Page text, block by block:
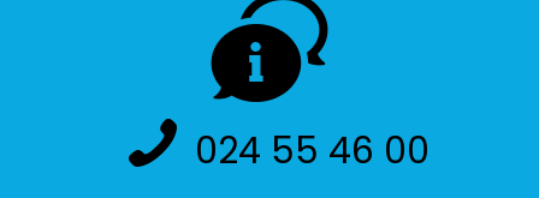
024 55 46 00